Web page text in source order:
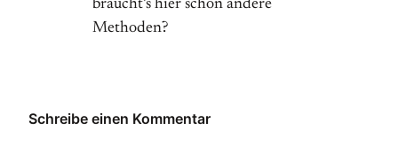
braucht’s hier schon andere
Methoden?
Schreibe einen Kommentar